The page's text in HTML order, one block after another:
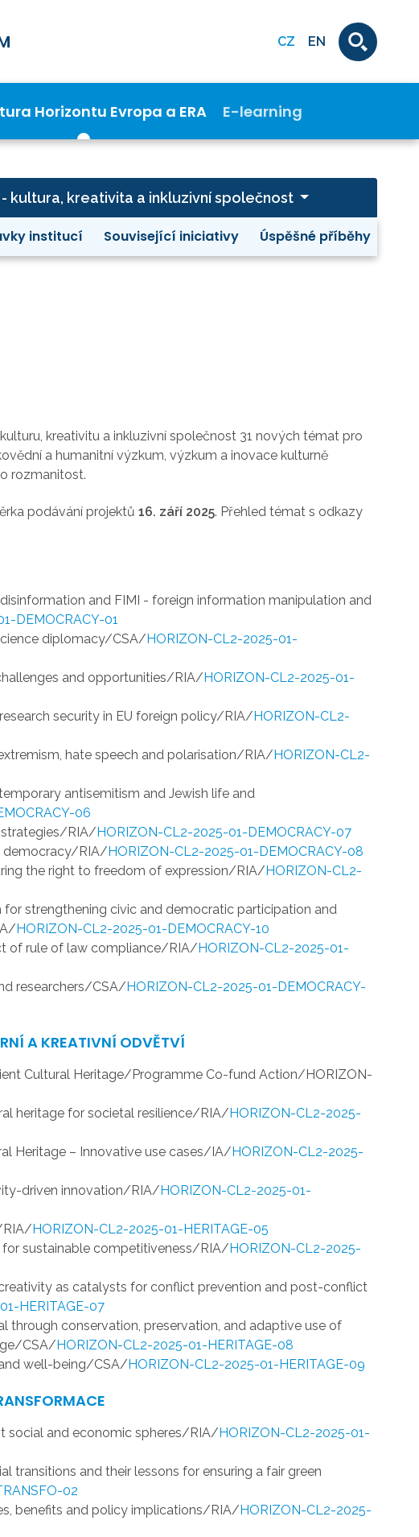
CZ EN
Horizontu Evropa a ERA E-learning
- kultura, kreativita a inkluzivní společnost
institucí Související iniciativy Úspěšné příběhy
kreativitu a inkluzivní společnost 31 nových témat pro
a humanitní výzkum, výzkum a inovace kulturně
rozmanitost.
podávání projektů16. září 2025. Přehled témat s odkazy
and FIMI - foreign information manipulation and
DEMOCRACY-01
diplomacy/CSA/HORIZON-CL2-2025-01-
and opportunities/RIA/HORIZON-CL2-2025-01-
security in EU foreign policy/RIA/HORIZON-CL2-
hate speech and polarisation/RIA/HORIZON-CL2-
antisemitism and Jewish life and
06
strategies/RIA/HORIZON-CL2-2025-01-DEMOCRACY-07
democracy/RIA/HORIZON-CL2-2025-01-DEMOCRACY-08
the right to freedom of expression/RIA/HORIZON-CL2-
strengthening civic and democratic participation and
HORIZON-CL2-2025-01-DEMOCRACY-10
of rule of law compliance/RIA/HORIZON-CL2-2025-01-
researchers/CSA/HORIZON-CL2-2025-01-DEMOCRACY-
A KREATIVNÍ ODVĚTVÍ
Cultural Heritage/Programme Co-fund Action/HORIZON-
heritage for societal resilience/RIA/HORIZON-CL2-2025-
Heritage – Innovative use cases/IA/HORIZON-CL2-2025-
driven innovation/RIA/HORIZON-CL2-2025-01-
RIA/HORIZON-CL2-2025-01-HERITAGE-05
for sustainable competitiveness/RIA/HORIZON-CL2-2025-
as catalysts for conflict prevention and post-conflict
HERITAGE-07
through conservation, preservation, and adaptive use of
CSA/HORIZON-CL2-2025-01-HERITAGE-08
well-being/CSA/HORIZON-CL2-2025-01-HERITAGE-09
social and economic spheres/RIA/ HORIZON-CL2-2025-01-
transitions and their lessons for ensuring a fair green
02
benefits and policy implications/RIA/ HORIZON-CL2-2025-